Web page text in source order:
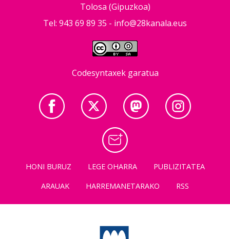
Tolosa (Gipuzkoa)
Tel: 943 69 89 35 - info@28kanala.eus
Codesyntaxek garatua
HONI BURUZ LEGE OHARRA
PUBLIZITATEA
ARAUAK
HARREMANETARAKO RSS